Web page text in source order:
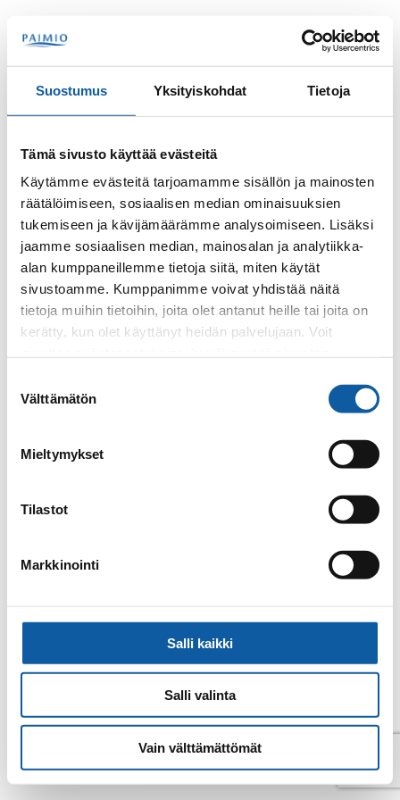
Suostumus Yksityiskohdat Tietoja
Tämä sivusto käyttää evästeitä
Käytämme evästeitä tarjoamamme sisällön ja mainosten
räätälöimiseen, sosiaalisen median ominaisuuksien
tukemiseen ja kävijämäärämme analysoimiseen. Lisäksi
jaamme sosiaalisen median, mainosalan ja analytiikka-
alan kumppaneillemme tietoja siitä, miten käytät
sivustoamme. Kumppanimme voivat yhdistää näitä
tietoja muihin tietoihin, joita olet antanut heille tai joita on
kerätty, kun olet käyttänyt heidän palvelujaan. Voit
valinta
Välttämätön
Mieltymykset
Tilastot
Markkinointi
Salli kaikki
Salli valinta
Vain välttämättömät
Meny
Sökord
© Pemar 2026